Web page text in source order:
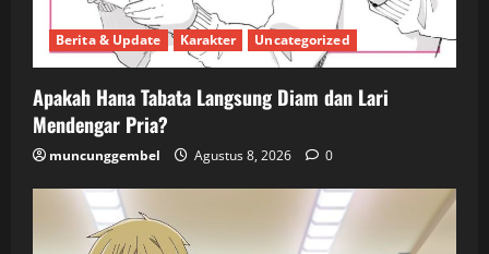
Berita & Update Karakter Uncategorized
Apakah Hana Tabata Langsung Diam dan Lari
Mendengar Pria?
muncunggembel Agustus 8, 2026 0